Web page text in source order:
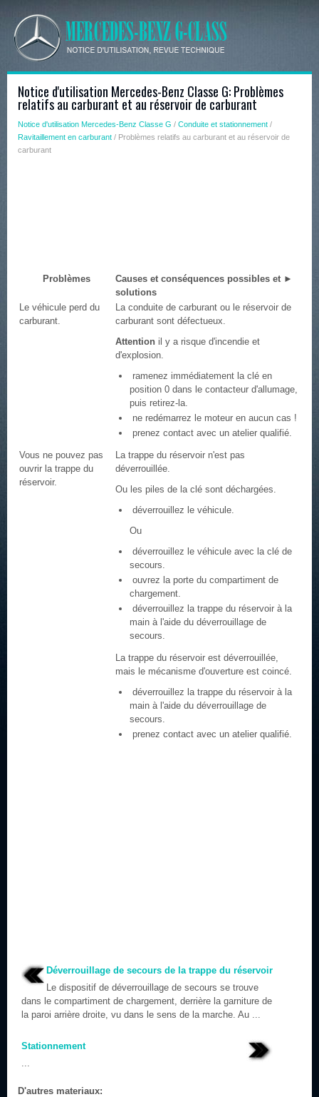
Notice d'utilisation Mercedes-Benz Classe G: Problèmes
relatifs au carburant et au réservoir de carburant
Notice d'utilisation Mercedes-Benz Classe G / Conduite et stationnement /
Ravitaillement en carburant / Problèmes relatifs au carburant et au réservoir de
carburant
Problèmes
Causes et conséquences possibles et ►
solutions
Le véhicule perd du
carburant.
La conduite de carburant ou le réservoir de
carburant sont défectueux.
Attention il y a risque d'incendie et
d'explosion.
ramenez immédiatement la clé en
position 0 dans le contacteur d'allumage,
puis retirez-la.
ne redémarrez le moteur en aucun cas !
prenez contact avec un atelier qualifié.
Vous ne pouvez pas
ouvrir la trappe du
réservoir.
La trappe du réservoir n'est pas
déverrouillée.
Ou les piles de la clé sont déchargées.
déverrouillez le véhicule.
Ou
déverrouillez le véhicule avec la clé de
secours.
ouvrez la porte du compartiment de
chargement.
déverrouillez la trappe du réservoir à la
main à l'aide du déverrouillage de
secours.
La trappe du réservoir est déverrouillée,
mais le mécanisme d'ouverture est coincé.
déverrouillez la trappe du réservoir à la
main à l'aide du déverrouillage de
secours.
prenez contact avec un atelier qualifié.
Déverrouillage de secours de la trappe du réservoir
Le dispositif de déverrouillage de secours se trouve
dans le compartiment de chargement, derrière la garniture de
la paroi arrière droite, vu dans le sens de la marche. Au ...
Stationnement
...
D'autres materiaux: